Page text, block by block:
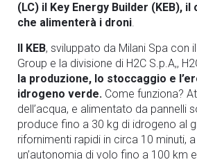
(LC) il Key Energy Builder (KEB),
che alimenterà i droni.
Il KEB, sviluppato da Milani Spa con
Group e la divisione di H2C S.p.A,,
la produzione, lo stoccaggio e
idrogeno verde. Come funziona?
dell’acqua, e alimentato da pannelli
produce fino a 30 kg di idrogeno al
rifornimenti rapidi in circa 10 minuti,
un’autonomia di volo fino a 100 km